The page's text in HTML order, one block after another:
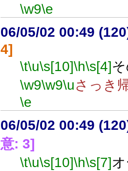
\w9\e
06/05/02 00:49
4]
\t\u\s[10]\h\s[4]
\w9\w9\uさっき
\e
06/05/02 00:49
意: 3]
\t\u\s[10]\h\s[7]